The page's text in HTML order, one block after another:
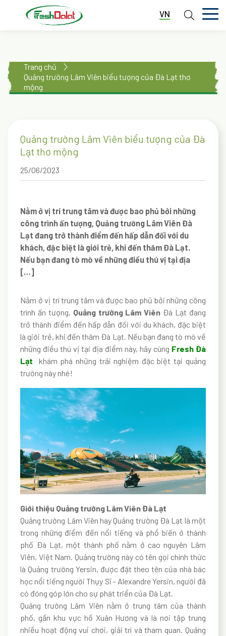
GIỚI THIỆU
DỊCH VỤ
TIN TỨC
LIÊN HỆ
VN
Trang chủ
Quảng trường Lâm Viên biểu tượng của Đà Lạt thơ
mộng
Quảng trường Lâm Viên biểu tượng của Đà
Lạt thơ mộng
25/06/2023
Nằm ở vị trí trung tâm và được bao phủ bởi những
công trình ấn tượng, Quảng trường Lâm Viên Đà
Lạt đang trở thành điểm đến hấp dẫn đối với du
khách, đặc biệt là giới trẻ, khi đến thăm Đà Lạt.
Nếu bạn đang tò mò về những điều thú vị tại địa
[…]
Nằm ở vị trí trung tâm và được bao phủ bởi những công
trình ấn tượng, Quảng trường Lâm Viên Đà Lạt đang
trở thành điểm đến hấp dẫn đối với du khách, đặc biệt
là giới trẻ, khi đến thăm Đà Lạt. Nếu bạn đang tò mò về
những điều thú vị tại địa điểm này, hãy cùng Fresh Đà
Lạt khám phá những trải nghiệm đặc biệt tại quảng
trường này nhé!
Giới thiệu Quảng trường Lâm Viên Đà Lạt
Quảng trường Lâm Viên hay Quảng trường Đà Lạt là một
trong những điểm đến nổi tiếng và phổ biến ở thành
phố Đà Lạt, một thành phố nằm ở cao nguyên Lâm
Viên, Việt Nam. Quảng trường này có tên gọi chính thức
là Quảng trường Yersin, được đặt theo tên của nhà bác
học nổi tiếng người Thụy Sĩ – Alexandre Yersin, người đã
có đóng góp lớn cho sự phát triển của Đà Lạt.
Quảng trường Lâm Viên nằm ở trung tâm của thành
phố, gần khu vực hồ Xuân Hương và là nơi tập trung
nhiều hoạt động vui chơi, giải trí và tham quan. Quảng